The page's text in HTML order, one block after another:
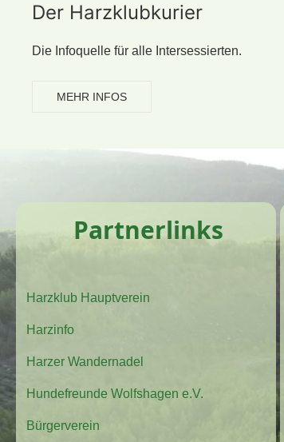
Der Harzklubkurier
Die Infoquelle für alle Intersessierten.
MEHR INFOS
Partnerlinks
Harzklub Hauptverein
Harzinfo
Harzer Wandernadel
Hundefreunde Wolfshagen e.V.
Bürgerverein